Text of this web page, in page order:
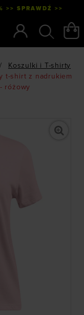
>> SPRAWDŹ >>
/
Koszulki i T-shirty
t-shirt z nadrukiem
różowy